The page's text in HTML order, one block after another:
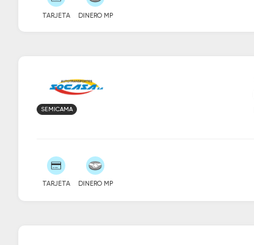
TARJETA DINERO MP
SEMICAMA
TARJETA DINERO MP